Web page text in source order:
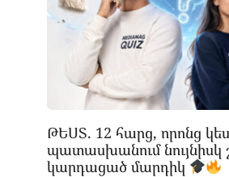
ԹԵՍՏ. 12 հարց, որոնց
պատասխանում
կարդացած մարդիկ